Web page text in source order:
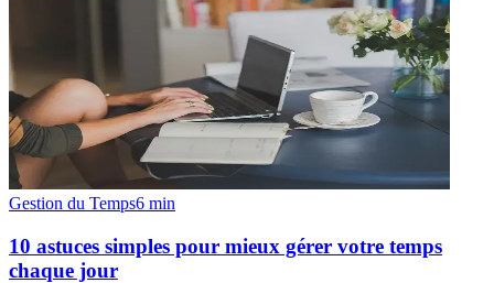
Gestion du Temps6 min
10 astuces simples pour mieux gérer votre temps
chaque jour